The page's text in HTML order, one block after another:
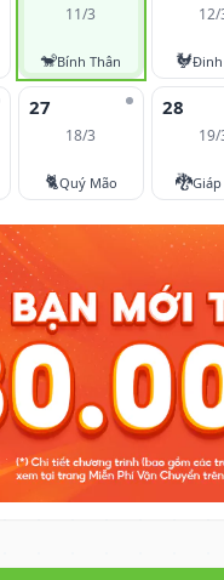
11/3
🐒Bính Thân
12/
🐓Đinh
27
18/3
🐈Quý Mão
28
19/
🐉